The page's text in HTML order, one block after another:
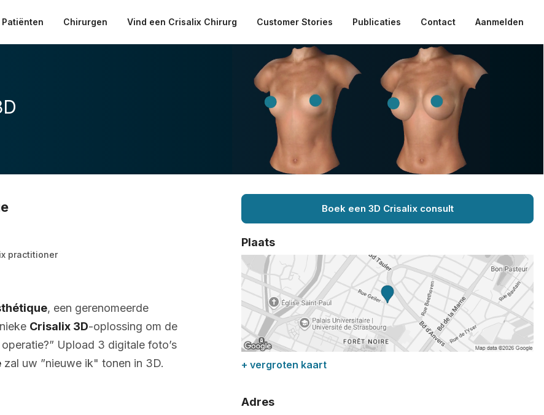
Patiënten Chirurgen Vind een Crisalix Chirurg Customer Stories Publicaties Contact Aanmelden
practitioner
, een gerenomeerde
Crisalix 3D-oplossing om de
Upload 3 digitale foto’s
zal uw ”nieuwe ik" tonen in 3D.
Boek een 3D Crisalix consult
Plaats
+ vergroten kaart
Adres